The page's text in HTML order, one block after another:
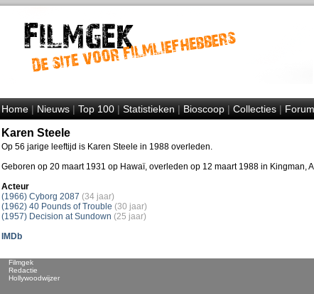
Home|Nieuws|Top 100|Statistieken|Bioscoop|Collecties|Forum
Karen Steele
Op 56 jarige leeftijd is Karen Steele in 1988 overleden.
Geboren op 20 maart 1931 op Hawaï, overleden op 12 maart 1988 in Kingman,
Acteur
(1966) Cyborg 2087 (34 jaar)
(1962) 40 Pounds of Trouble (30 jaar)
(1957) Decision at Sundown (25 jaar)
IMDb
Filmgek
Redactie
Hollywoodwijzer